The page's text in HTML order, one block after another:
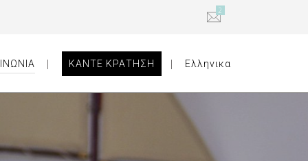
2
ΚΑΝΤΕ ΚΡΑΤΗΣΗ Ελληνικα